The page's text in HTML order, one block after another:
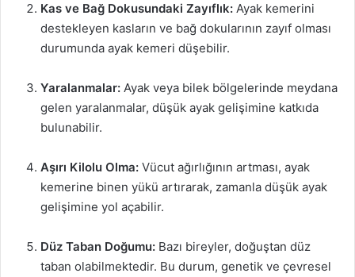
Kas ve Bağ Dokusundaki Zayıflık: Ayak kemerini
destekleyen kasların ve bağ dokularının zayıf olması
durumunda ayak kemeri düşebilir.
Yaralanmalar: Ayak veya bilek bölgelerinde meydana
gelen yaralanmalar, düşük ayak gelişimine katkıda
bulunabilir.
Aşırı Kilolu Olma: Vücut ağırlığının artması, ayak
kemerine binen yükü artırarak, zamanla düşük ayak
gelişimine yol açabilir.
Düz Taban Doğumu: Bazı bireyler, doğuştan düz
taban olabilmektedir. Bu durum, genetik ve çevresel